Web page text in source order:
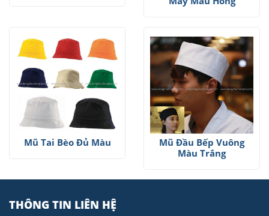
Mũ Tai Bèo Đủ Màu
Mũ Đầu Bếp Vuông
Màu Trắng
THÔNG TIN LIÊN HỆ